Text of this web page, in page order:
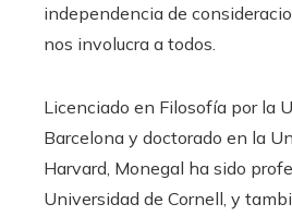
independencia de
nos involucra a todos.
Licenciado en Filosofía por la
Barcelona y doctorado en la
Harvard, Monegal ha sido
Universidad de Cornell, y